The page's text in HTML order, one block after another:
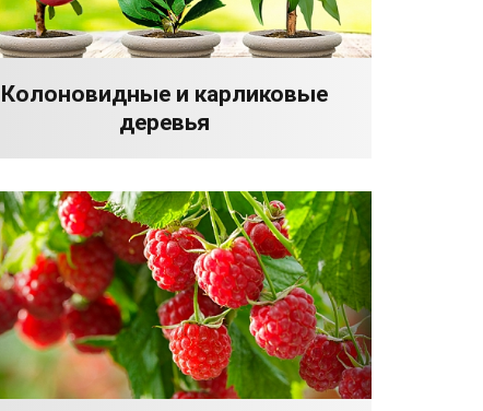
Колоновидные и карликовые
деревья